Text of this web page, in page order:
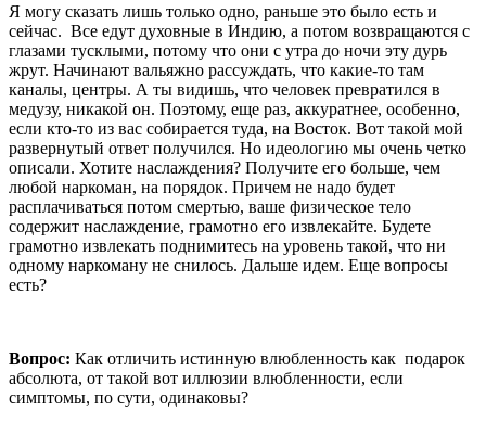
Я могу сказать лишь только одно, раньше это было есть и
сейчас. Все едут духовные в Индию, а потом возвращаются с
глазами тусклыми, потому что они с утра до ночи эту дурь
жрут. Начинают вальяжно рассуждать, что какие-то там
каналы, центры. А ты видишь, что человек превратился в
медузу, никакой он. Поэтому, еще раз, аккуратнее, особенно,
если кто-то из вас собирается туда, на Восток. Вот такой мой
развернутый ответ получился. Но идеологию мы очень четко
описали. Хотите наслаждения? Получите его больше, чем
любой наркоман, на порядок. Причем не надо будет
расплачиваться потом смертью, ваше физическое тело
содержит наслаждение, грамотно его извлекайте. Будете
грамотно извлекать поднимитесь на уровень такой, что ни
одному наркоману не снилось. Дальше идем. Еще вопросы
есть?
Вопрос: Как отличить истинную влюбленность как подарок
абсолюта, от такой вот иллюзии влюбленности, если
симптомы, по сути, одинаковы?